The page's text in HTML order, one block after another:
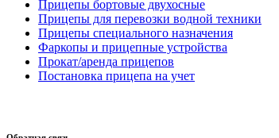
Прицепы бортовые двухосные
Прицепы для перевозки водной техники
Прицепы специального назначения
Фаркопы и прицепные устройства
Прокат/аренда прицепов
Постановка прицепа на учет